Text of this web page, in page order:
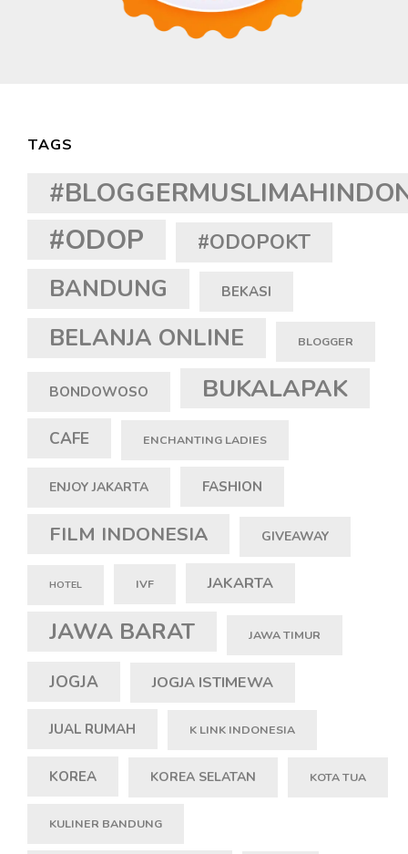
TAGS
#ODOP #ODOPOKT
BANDUNG BEKASI
BELANJA ONLINE BLOGGER
BONDOWOSO BUKALAPAK
CAFE ENCHANTING LADIES
ENJOY JAKARTA FASHION
FILM INDONESIA GIVEAWAY
HOTEL IVF JAKARTA
JAWA BARAT JAWA TIMUR
JOGJA JOGJA ISTIMEWA
JUAL RUMAH K LINK INDONESIA
KOREA KOREA SELATAN KOTA TUA
KULINER BANDUNG